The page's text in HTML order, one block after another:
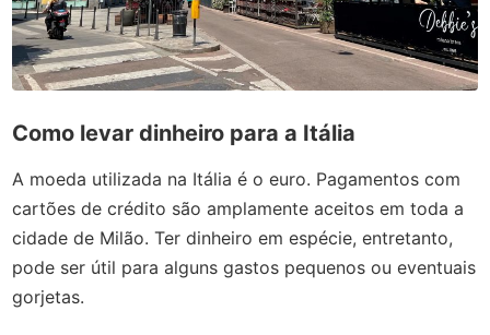
Como levar dinheiro para a Itália
A moeda utilizada na Itália é o euro. Pagamentos com
cartões de crédito são amplamente aceitos em toda a
cidade de Milão. Ter dinheiro em espécie, entretanto,
pode ser útil para alguns gastos pequenos ou eventuais
gorjetas.